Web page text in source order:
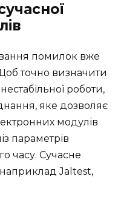
помилок вже
точно визначити
роботи,
яке дозволяє
модулів
параметрів
часу. Сучасне
Jaltest,